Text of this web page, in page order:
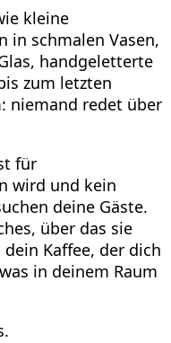
kleine
in schmalen Vasen,
handgeletterte
zum letzten
niemand redet über
für
wird und kein
deine Gäste.
über das sie
Kaffee, der dich
in deinem Raum